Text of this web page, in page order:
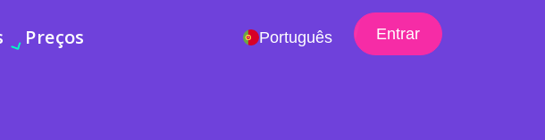
Preços Português Entrar